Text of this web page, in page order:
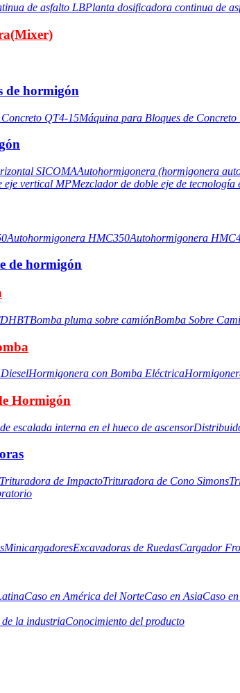
de asfalto LBPlanta dosificadora continua de
de hormigón
QT4-15Máquina para Bloques de Concreto
SICOMAAutohormigonera (hormigonera
eje vertical MPMezclador de doble eje de tecnología
Autohormigonera HMC350Autohormigonera
de hormigón
Bomba pluma sobre camiónBomba Sobre
Hormigonera con Bomba Eléctrica
Hormigón
escalada interna en el hueco de ascensor
Trituradora de ImpactoTrituradora de Cono Simons
MinicargadoresExcavadoras de RuedasCargador
Caso en América del NorteCaso en AsiaCaso
la industriaConocimiento del producto